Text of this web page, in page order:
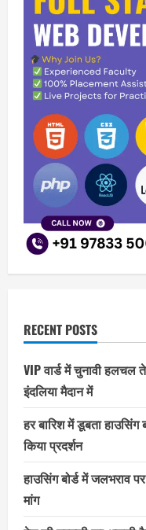
RECENT POSTS
VIP वार्ड में चुनावी
इंदलिया मैदान में
हर बारिश में डूबता
किया प्रदर्शन
हाउसिंग बोर्ड में जलभराव
मांग